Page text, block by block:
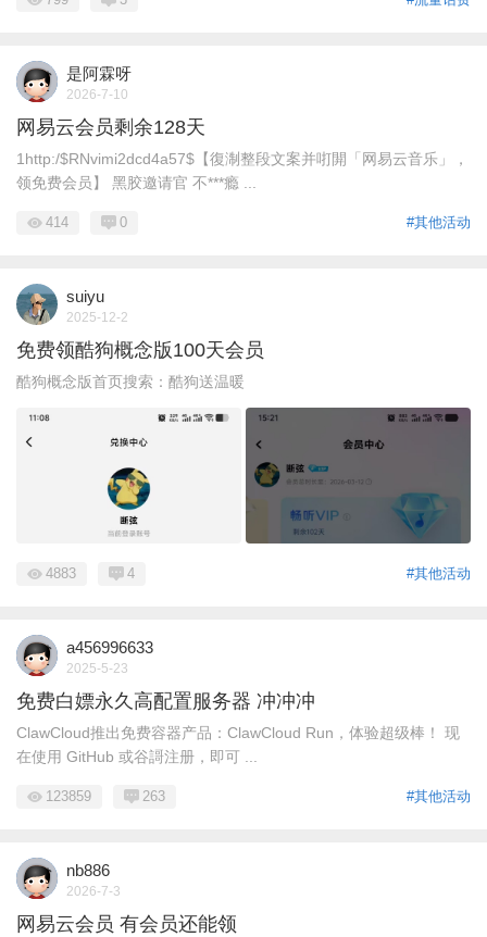
是阿霖呀
2026-7-10
网易云会员剩余128天
1http:/$RNvimi2dcd4a57$【復淛整段文案并咑閞「网易云音乐」，
领免费会员】 黑胶邀请官 不***瘾 ...
#其他活动
414 0
suiyu
2025-12-2
免费领酷狗概念版100天会员
酷狗概念版首页搜索：酷狗送温暖
#其他活动
4883 4
a456996633
2025-5-23
免费白嫖永久高配置服务器 冲冲冲
ClawCloud推出免费容器产品：ClawCloud Run，体验超级棒！ 现
在使用 GitHub 或谷謌注册，即可 ...
#其他活动
123859 263
nb886
2026-7-3
网易云会员 有会员还能领